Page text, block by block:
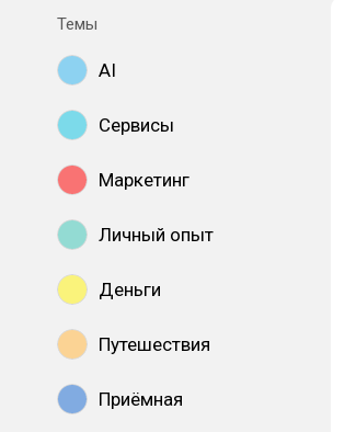
Темы
AI
Сервисы
Маркетинг
Личный опыт
Деньги
Путешествия
Приёмная